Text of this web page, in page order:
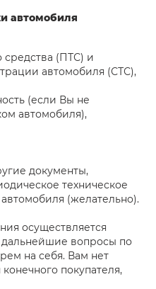
автомобиля
средства (ПТС) и
автомобиля (СТС),
(если Вы не
автомобиля),
документы,
техническое
(желательно).
осуществляется
вопросы по
на себя. Вам нет
покупателя,